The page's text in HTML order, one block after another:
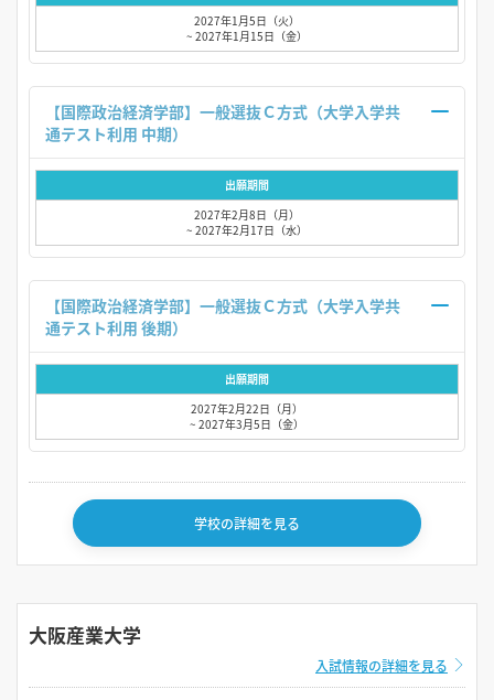
2027年1月5日（火）
~ 2027年1月15日（金）
【国際政治経済学部】一般選抜Ｃ方式（大学入学共
出願期間
2027年2月8日（月）
~ 2027年2月17日（水）
【国際政治経済学部】一般選抜Ｃ方式（大学入学共
出願期間
2027年2月22日（月）
~ 2027年3月5日（金）
学校の詳細を見る
大阪産業大学
入試情報の詳細を見る